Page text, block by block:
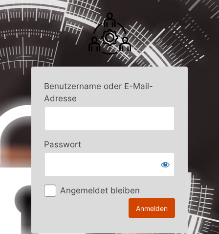
Anmelden
Benutzername oder E-Mail-
Adresse
Passwort
Angemeldet bleiben